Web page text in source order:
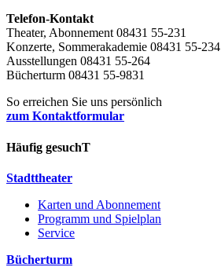
Telefon-Kontakt
Theater, Abonnement 08431 55-231
Konzerte, Sommerakademie 08431 55-234
Ausstellungen 08431 55-264
Bücherturm 08431 55-9831
So erreichen Sie uns persönlich
zum Kontaktformular
Häufig gesuchT
Stadttheater
Karten und Abonnement
Programm und Spielplan
Service
Bücherturm